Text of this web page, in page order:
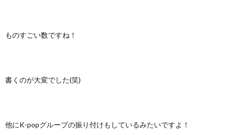
ものすごい数ですね！
書くのが大変でした(笑)
他にK-popグループの振り付けもしているみたいですよ！